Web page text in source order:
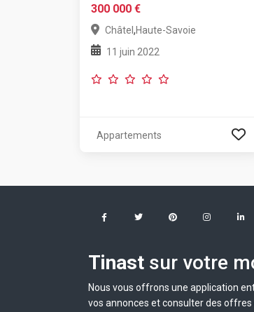
300 000 €
Châtel ,Haute-Savoie
11 juin 2022
Appartements
Tinast sur votre
Nous vous offrons une application
vos annonces et consulter des